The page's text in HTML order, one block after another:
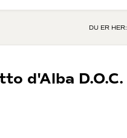
Chablis
Alsace
DU ER HER:
d'Alba D.O.C.